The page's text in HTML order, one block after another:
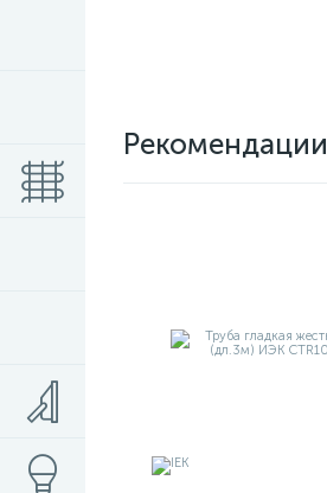
Рекомендации